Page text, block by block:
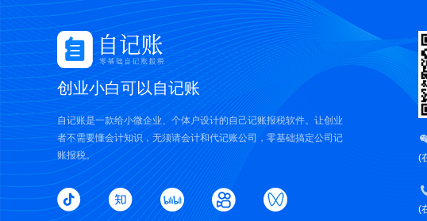
创业小白可以自记账
自记账是一款给小微企业、个体户设计的自己记账报税软件。让创业
者不需要懂会计知识，无须请会计和代记账公司，零基础搞定公司记
账报税。
(
(